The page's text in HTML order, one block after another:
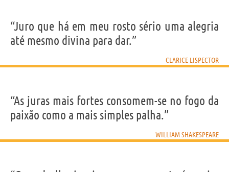
“Juro que há em meu rosto sério uma alegria
até mesmo divina para dar.”
CLARICE LISPECTOR
“As juras mais fortes consomem-se no fogo da
paixão como a mais simples palha.”
WILLIAM SHAKESPEARE